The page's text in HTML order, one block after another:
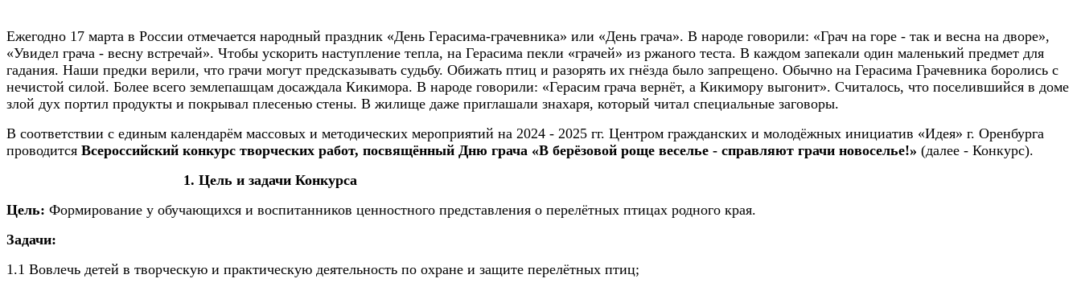
Ежегодно 17 марта в России отмечается народный праздник «День Герасима-грачевника» или «День грача». В народе говорили: «Грач на горе - так и весна на дворе»,
«Увидел грача - весну встречай». Чтобы ускорить наступление тепла, на Герасима пекли «грачей» из ржаного теста. В каждом запекали один маленький предмет для
гадания. Наши предки верили, что грачи могут предсказывать судьбу. Обижать птиц и разорять их гнёзда было запрещено. Обычно на Герасима Грачевника боролись с
нечистой силой. Более всего землепашцам досаждала Кикимора. В народе говорили: «Герасим грача вернёт, а Кикимору выгонит». Считалось, что поселившийся в доме
злой дух портил продукты и покрывал плесенью стены. В жилище даже приглашали знахаря, который читал специальные заговоры.
В соответствии с единым календарём массовых и методических мероприятий на 2024 - 2025 гг. Центром гражданских и молодёжных инициатив «Идея» г. Оренбурга
проводится Всероссийский конкурс творческих работ, посвящённый Дню грача «В берёзовой роще веселье - справляют грачи новоселье!» (далее - Конкурс).
1. Цель и задачи Конкурса
Цель: Формирование у обучающихся и воспитанников ценностного представления о перелётных птицах родного края.
Задачи:
1.1 Вовлечь детей в творческую и практическую деятельность по охране и защите перелётных птиц;